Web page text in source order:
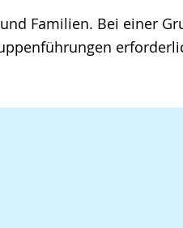
Familien. Bei einer